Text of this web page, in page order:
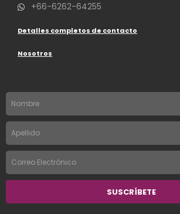
+66-6262-64255
Detalles completos de contacto
Nosotros
Nombre
Apellido
Correo
Electrónico
SUSCRÍBETE